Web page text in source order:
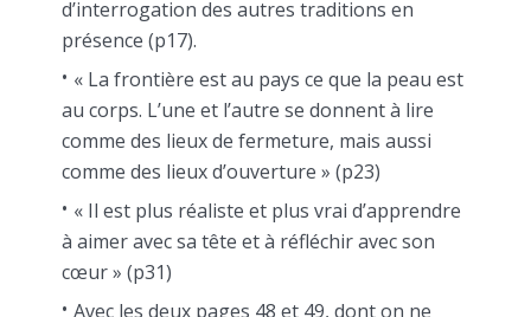
d’interrogation des autres traditions en
présence (p17).
« La frontière est au pays ce que la peau est
au corps. L’une et l’autre se donnent à lire
comme des lieux de fermeture, mais aussi
comme des lieux d’ouverture » (p23)
« Il est plus réaliste et plus vrai d’apprendre
à aimer avec sa tête et à réfléchir avec son
cœur » (p31)
Avec les deux pages 48 et 49, dont on ne